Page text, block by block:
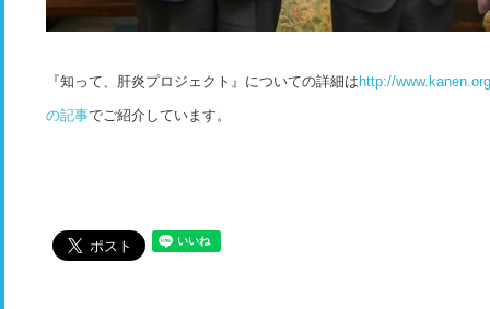
『知って、肝炎プロジェクト』についての詳細はhttp://
の記事でご紹介しています。